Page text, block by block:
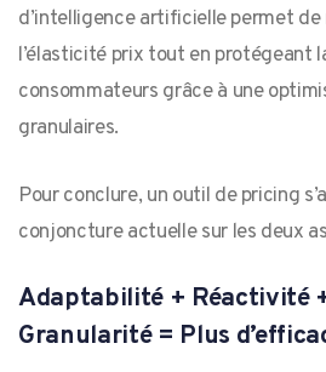
d’intelligence artificielle permet
l’élasticité prix tout en protégeant
consommateurs grâce à une
granulaires.
Pour conclure, un outil de pricing
conjoncture actuelle sur les deux
Adaptabilité + Réactivité
Granularité = Plus